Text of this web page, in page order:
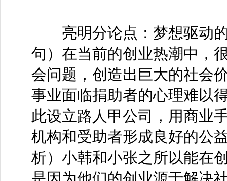
亮明分论点：梦想驱动的
句）在当前的创业热潮中，
会问题，创造出巨大的社会
事业面临捐助者的心理难以
此设立路人甲公司，用商业
机构和受助者形成良好的公
析）小韩和小张之所以能在